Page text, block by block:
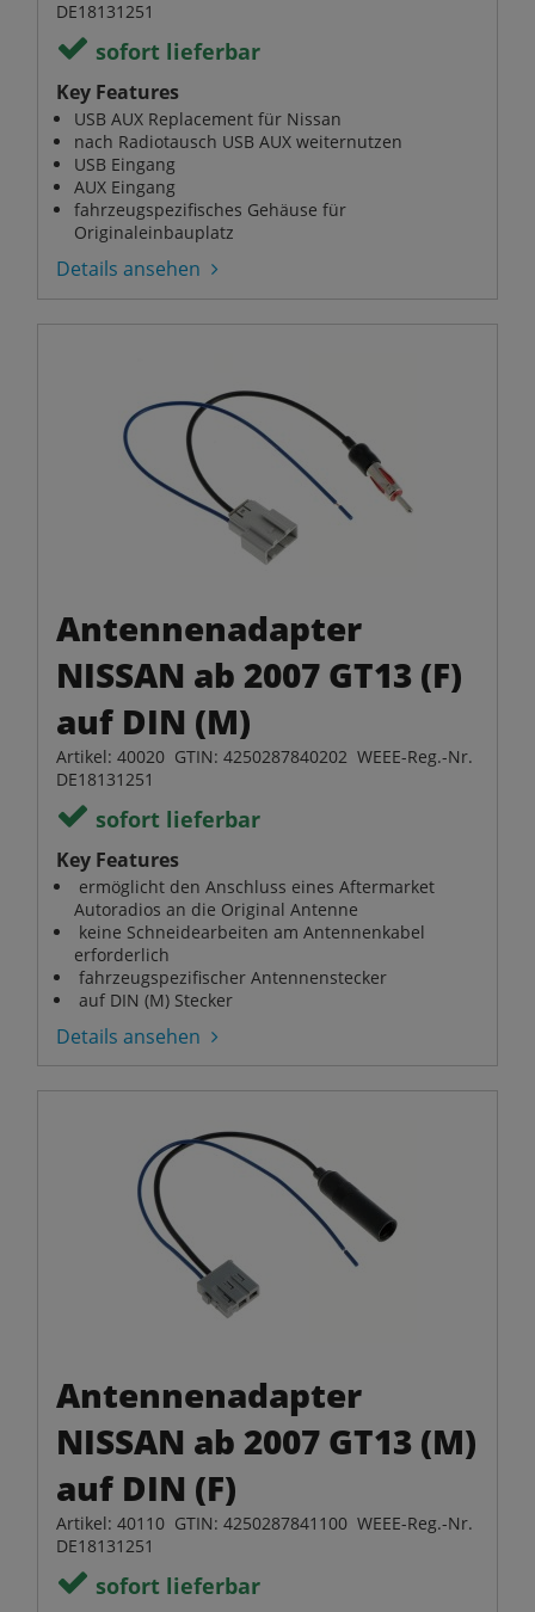
DE18131251
sofort lieferbar
Key Features
USB AUX Replacement für Nissan
nach Radiotausch USB AUX weiternutzen
USB Eingang
AUX Eingang
fahrzeugspezifisches Gehäuse für
Originaleinbauplatz
Details ansehen
Antennenadapter
NISSAN ab 2007 GT13 (F)
auf DIN (M)
Artikel: 40020 GTIN: 4250287840202 WEEE-Reg.-Nr.
DE18131251
sofort lieferbar
Key Features
ermöglicht den Anschluss eines Aftermarket
Autoradios an die Original Antenne
keine Schneidearbeiten am Antennenkabel
erforderlich
fahrzeugspezifischer Antennenstecker
auf DIN (M) Stecker
Details ansehen
Antennenadapter
NISSAN ab 2007 GT13 (M)
auf DIN (F)
Artikel: 40110 GTIN: 4250287841100 WEEE-Reg.-Nr.
DE18131251
sofort lieferbar